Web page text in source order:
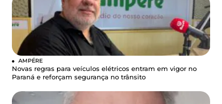
AMPÉRE
Novas regras para veículos elétricos entram em vigor no
Paraná e reforçam segurança no trânsito